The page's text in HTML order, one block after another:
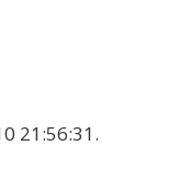
21:56:31.